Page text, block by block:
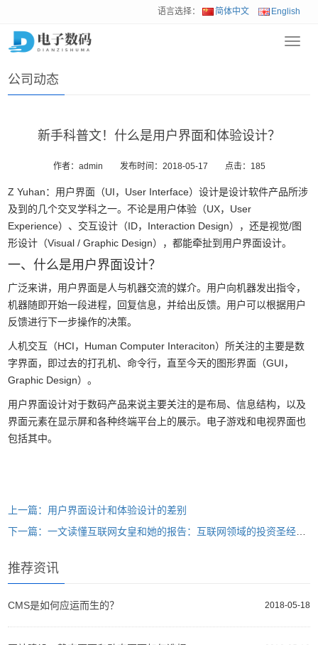
语言选择： 简体中文 English
首页>新闻动态
公司动态
新手科普文！什么是用户界面和体验设计？
作者：admin 发布时间：2018-05-17 点击： 185
Z Yuhan：用户界面（UI，User Interface）设计是设计软件产品所涉
及到的几个交叉学科之一。不论是用户体验（UX，User
Experience）、交互设计（ID，Interaction Design），还是视觉/图
形设计（Visual / Graphic Design），都能牵扯到用户界面设计。
一、什么是用户界面设计？
广泛来讲，用户界面是人与机器交流的媒介。用户向机器发出指令，
机器随即开始一段进程，回复信息，并给出反馈。用户可以根据用户
反馈进行下一步操作的决策。
人机交互（HCI，Human Computer Interaciton）所关注的主要是数
字界面，即过去的打孔机、命令行，直至今天的图形界面（GUI，
Graphic Design）。
用户界面设计对于数码产品来说主要关注的是布局、信息结构，以及
界面元素在显示屏和各种终端平台上的展示。电子游戏和电视界面也
包括其中。
上一篇：用户界面设计和体验设计的差别
推荐资讯
2018-05-18
CMS是如何应运而生的？